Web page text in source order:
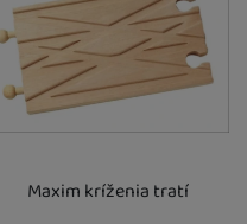
Maxim kríženia tratí